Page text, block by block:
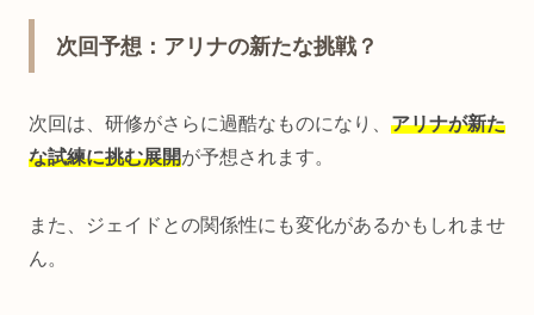
次回予想：アリナの新たな挑戦？
次回は、研修がさらに過酷なものになり、 アリナが新た
な試練に挑む展開が予想されます。
また、ジェイドとの関係性にも変化があるかもしれませ
ん。